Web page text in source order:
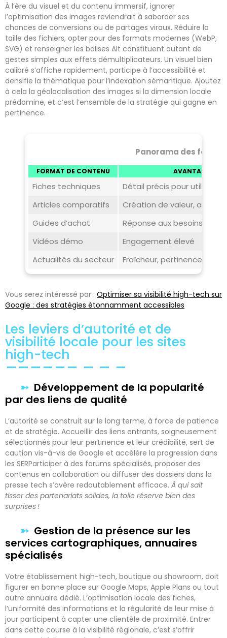
À l’ère du visuel et du contenu immersif, ignorer
l’optimisation des images reviendrait à saborder ses
chances de conversions ou de partages viraux. Réduire la
taille des fichiers, opter pour des formats modernes (WebP,
SVG) et renseigner les balises Alt constituent autant de
gestes simples aux effets démultiplicateurs. Un visuel bien
calibré s’affiche rapidement, participe à l’accessibilité et
densifie la thématique pour l’indexation sémantique. Ajoutez
à cela la géolocalisation des images si la dimension locale
prédomine, et c’est l’ensemble de la stratégie qui gagne en
pertinence.
Panorama des
FORMAT DE CONTENU AVANTAGES
Fiches techniques
Détail précis pour
Articles comparatifs
Création de valeur, autorité
Guides d’achat
Réponse aux besoins des
Vidéos démo
Engagement élevé
Actualités du secteur
Fraîcheur, pertinence
Vous serez intéressé par : Optimiser sa visibilité high-tech sur
Google : des stratégies étonnamment accessibles
Les leviers d’autorité et de
visibilité locale pour les sites
high-tech
Développement de la popularité
par des liens de qualité
L’autorité se construit sur le long terme, à force de patience
et de stratégie. Accueillir des liens entrants, soigneusement
sélectionnés pour leur pertinence et leur crédibilité, sert de
caution vis-à-vis de Google et accélère la progression dans
les SERParticiper à des forums spécialisés, proposer des
contenus en collaboration ou diffuser des dossiers dans la
presse tech s’avère redoutablement efficace. À qui sait
tisser des partenariats solides, la toile réserve bien des
surprises !
Gestion de la présence sur les
services cartographiques, annuaires
spécialisés
Votre établissement high-tech, boutique ou showroom, doit
figurer en bonne place sur Google Maps, Apple Plans ou tout
autre annuaire dédié. L’optimisation locale des fiches,
l’uniformité des informations et la régularité de leur mise à
jour participent à capter une clientèle de proximité. Entrer
dans cette course à la visibilité régionale, c’est s’offrir